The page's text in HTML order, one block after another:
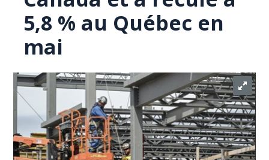
5,8 % au Québec en
mai